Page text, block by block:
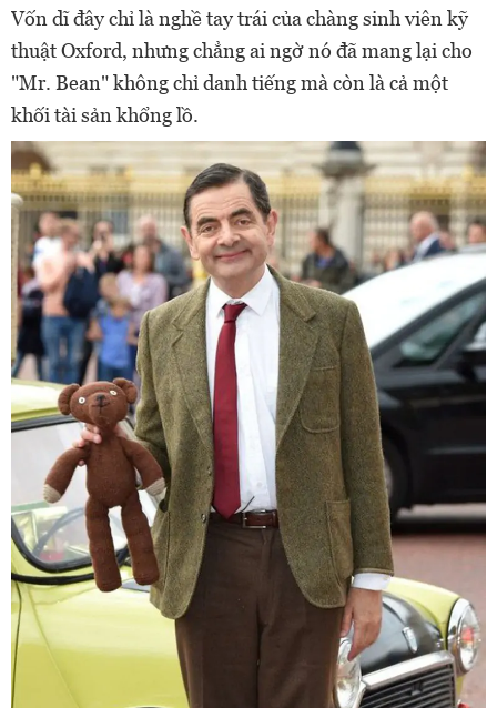
Vốn dĩ đây chỉ là nghề tay trái của chàng sinh viên kỹ
thuật Oxford, nhưng chẳng ai ngờ nó đã mang lại cho
"Mr. Bean" không chỉ danh tiếng mà còn là cả một
khối tài sản khổng lồ.